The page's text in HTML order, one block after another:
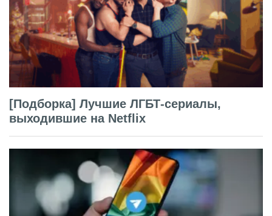
[Подборка] Лучшие ЛГБТ-сериалы,
выходившие на Netflix